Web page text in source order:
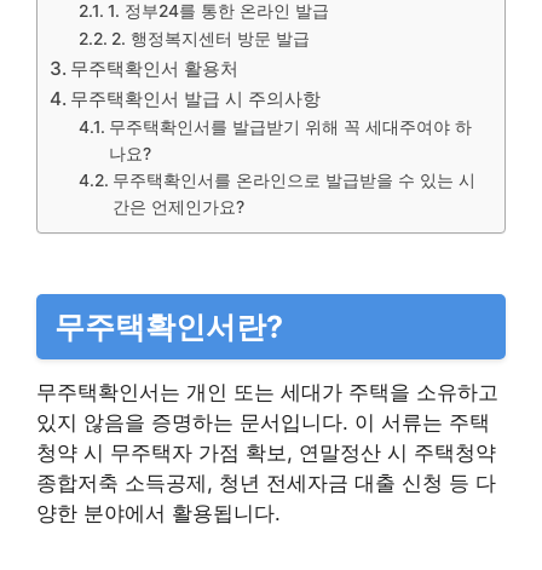
1. 정부24를 통한 온라인 발급
2. 행정복지센터 방문 발급
무주택확인서 활용처
무주택확인서 발급 시 주의사항
무주택확인서를 발급받기 위해 꼭 세대주여야 하
나요?
무주택확인서를 온라인으로 발급받을 수 있는 시
간은 언제인가요?
무주택확인서란?
무주택확인서는 개인 또는 세대가 주택을 소유하고
있지 않음을 증명하는 문서입니다. 이 서류는 주택
청약 시 무주택자 가점 확보, 연말정산 시 주택청약
종합저축 소득공제, 청년 전세자금 대출 신청 등 다
양한 분야에서 활용됩니다.